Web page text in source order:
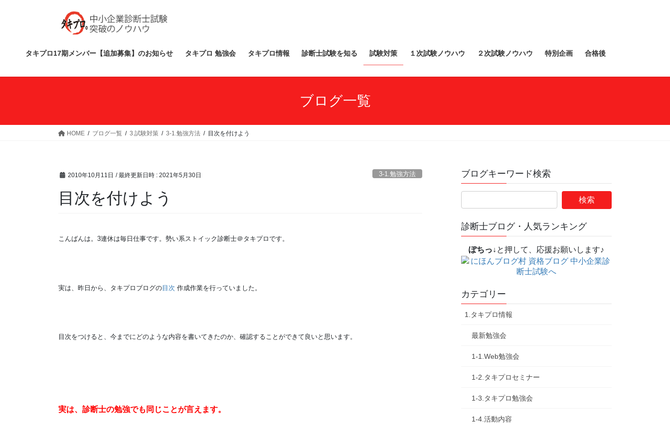
ス
ン
タキプロ17期メンバー【追加募集】のお知らせ タキプロ 勉強会 タキプロ情報 診断士試験を知る 試験対策 １次試験ノウハウ ２次試験ノウハウ 特別企画 合格後
ブログ一覧
HOME ブログ一覧 3.試験対策 3-1.勉強方法 目次を付けよう
2010年10月11日 / 最終更新日時 : 2021年5月30日 3-1.勉強方法
目次を付けよう
こんばんは。3連休は毎日仕事です。勢い系ストイック診断士＠タキプロです。
実は、昨日から、タキプロブログの目次 作成作業を行っていました。
目次をつけると、今までにどのような内容を書いてきたのか、確認することができて良いと思います。
実は、診断士の勉強でも同じことが言えます。
ブログキーワード検索
診断士ブログ・人気ランキング
ぽちっ↓ と押して、応援お願いします♪
カテゴリー
1.タキプロ情報
最新勉強会
1-1.Web勉強会
1-2.タキプロセミナー
1-3.タキプロ勉強会
1-4.活動内容